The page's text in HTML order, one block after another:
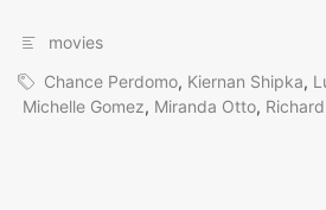
movies
Chance Perdomo, Kiernan Shipka,
Michelle Gomez, Miranda Otto,